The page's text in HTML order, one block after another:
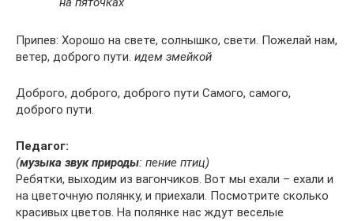
Припев: Хорошо на свете, солнышко, свети. Пожелай нам,
ветер, доброго пути. идем змейкой
Доброго, доброго, доброго пути Самого, самого,
доброго пути.
Педагог:
(музыка звук природы: пение птиц)
Ребятки, выходим из вагончиков. Вот мы ехали – ехали и
на цветочную полянку, и приехали. Посмотрите сколько
красивых цветов. На полянке нас ждут веселые